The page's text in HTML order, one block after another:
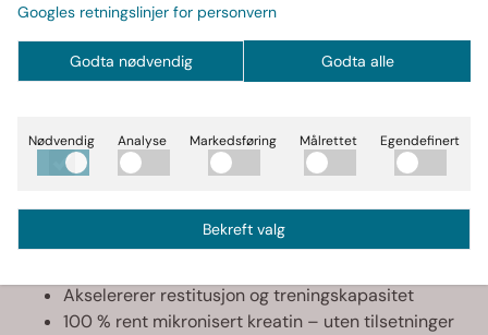
Informasjon
Creatine Monohydrate er et av verdens mest
eksplosivitet og muskelvekst. Med 3-pakningen får du
kontinuerlig tilgang for jevn progresjon og stabil
Fordeler med Creatine Monohydrate | 3-pakning
Akselererer restitusjon og treningskapasitet
100 % rent mikronisert kreatin – uten tilsetninger
Googles retningslinjer for personvern
Godta nødvendig Godta alle
Nødvendig Analyse Markedsføring Målrettet Egendefinert
Bekreft valg